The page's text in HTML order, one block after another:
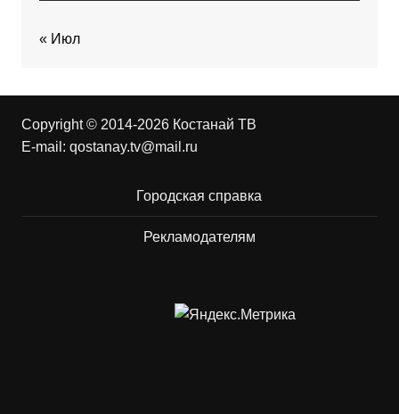
« Июл
Copyright © 2014-2026 Костанай ТВ
E-mail: qostanay.tv@mail.ru
Городская справка
Рекламодателям